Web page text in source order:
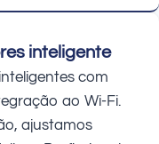
inteligente
com
ao Wi-Fi.
ajustamos